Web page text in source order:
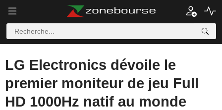
LG Electronics dévoile le
premier moniteur de jeu Full
HD 1000Hz natif au monde